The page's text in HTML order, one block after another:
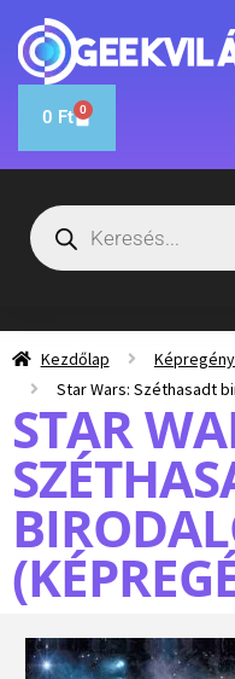
0 Ft 0
Kezdőlap
Star Wars: Széthasadt
STAR